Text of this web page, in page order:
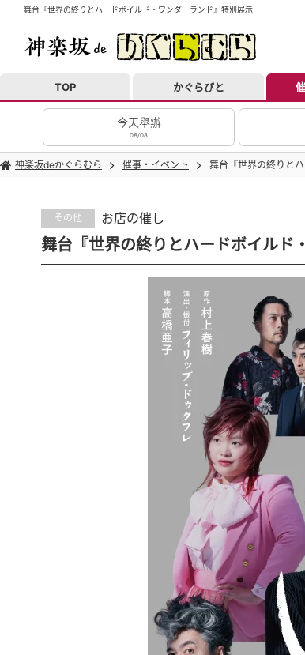
舞台『世界の終りとハードボイルド・ワンダーランド』特別展示
TOP かぐらびと
今天舉辦
08/08
神楽坂deかぐらむら 催事・イベント 舞台『世界の終りと
その他 お店の催し
舞台『世界の終りとハードボイルド